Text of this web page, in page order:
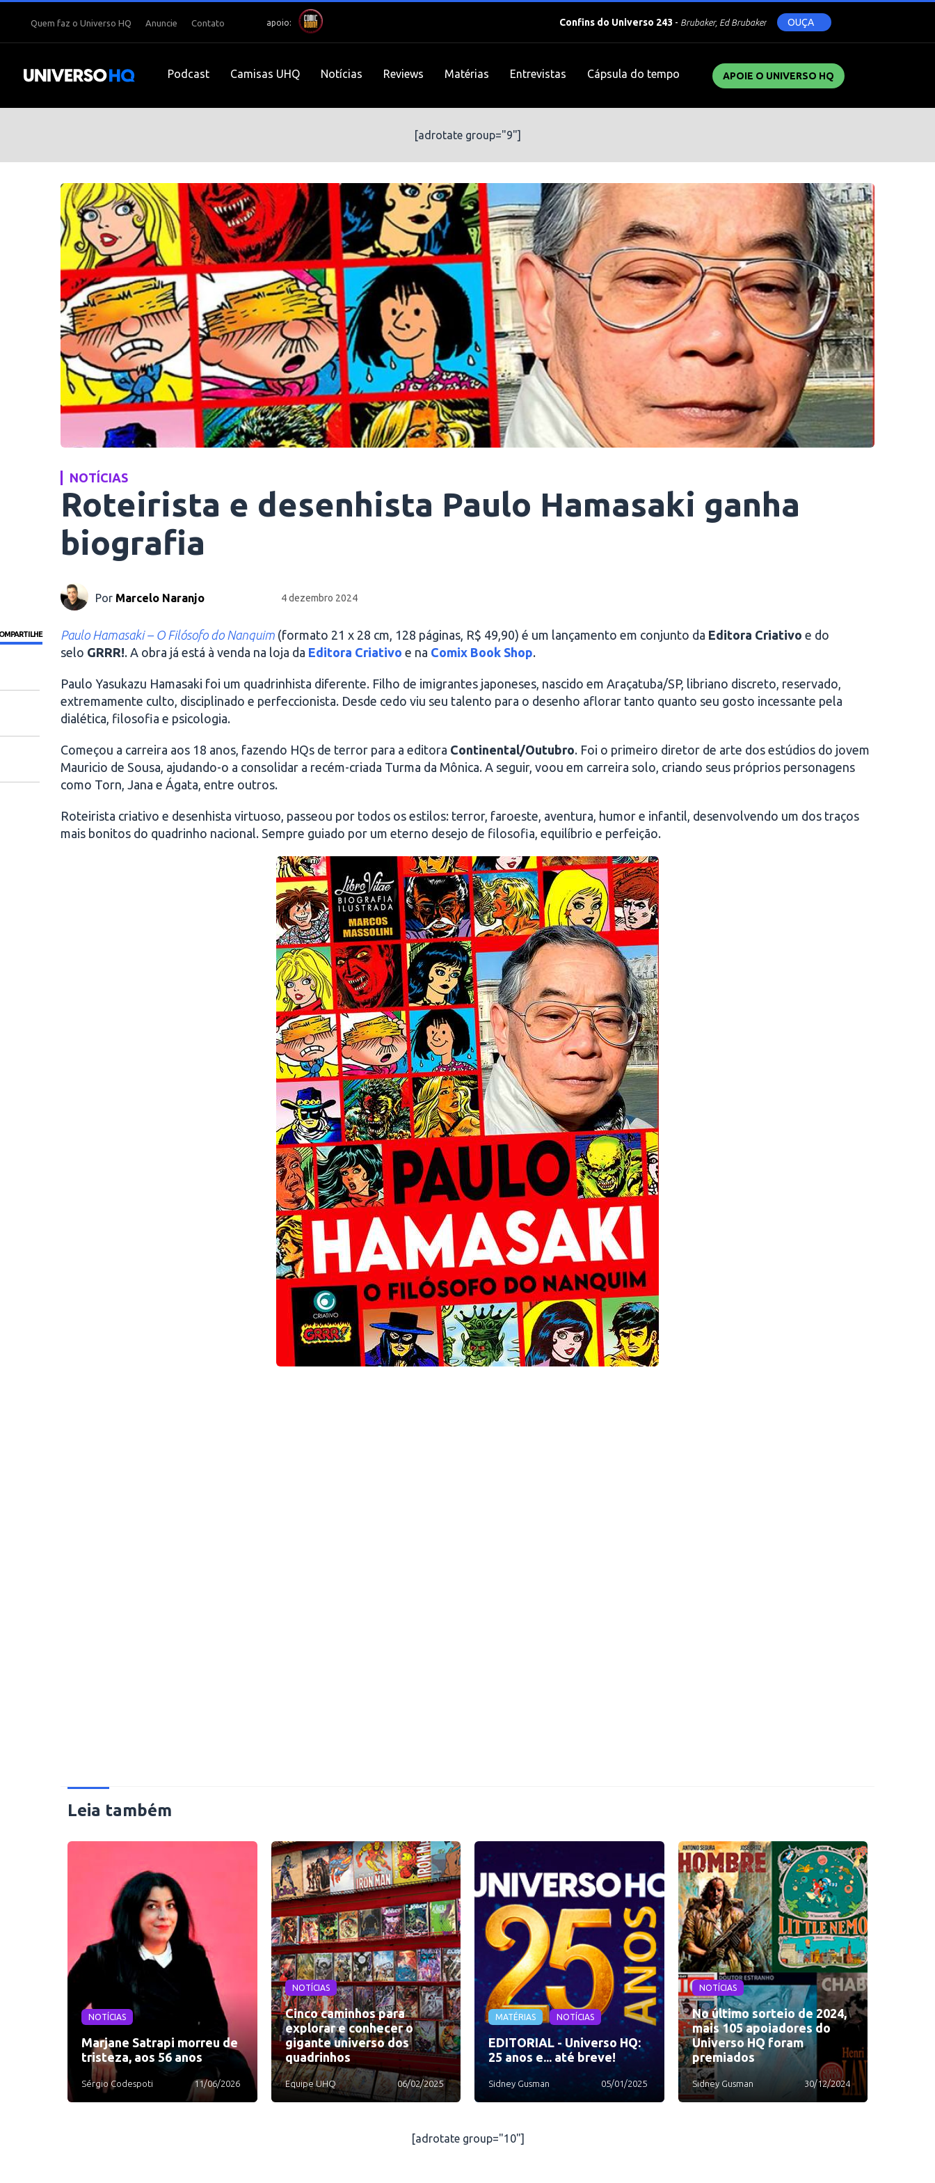
Quem faz o Universo HQ Anuncie Contato apoio: Confins do Universo 243 - Brubaker, Ed Brubaker OUÇA
Podcast Camisas UHQ Notícias Reviews Matérias Entrevistas Cápsula do tempo APOIE O UNIVERSO HQ
[adrotate group="9"]
NOTÍCIAS
Roteirista e desenhista Paulo Hamasaki ganha
biografia
Por Marcelo Naranjo 4 dezembro 2024
Paulo Hamasaki – O Filósofo do Nanquim (formato 21 x 28 cm, 128 páginas, R$ 49,90) é um lançamento em conjunto da Editora Criativo e do
selo GRRR!. A obra já está à venda na loja da Editora Criativo e na Comix Book Shop.
Paulo Yasukazu Hamasaki foi um quadrinhista diferente. Filho de imigrantes japoneses, nascido em Araçatuba/SP, libriano discreto, reservado,
extremamente culto, disciplinado e perfeccionista. Desde cedo viu seu talento para o desenho aflorar tanto quanto seu gosto incessante pela
dialética, filosofia e psicologia.
Começou a carreira aos 18 anos, fazendo HQs de terror para a editora Continental/Outubro. Foi o primeiro diretor de arte dos estúdios do jovem
Mauricio de Sousa, ajudando-o a consolidar a recém-criada Turma da Mônica. A seguir, voou em carreira solo, criando seus próprios personagens
como Torn, Jana e Ágata, entre outros.
Roteirista criativo e desenhista virtuoso, passeou por todos os estilos: terror, faroeste, aventura, humor e infantil, desenvolvendo um dos traços
mais bonitos do quadrinho nacional. Sempre guiado por um eterno desejo de filosofia, equilíbrio e perfeição.
Leia também
NOTÍCIAS
Marjane Satrapi morreu de
tristeza, aos 56 anos
Sérgio Codespoti 11/06/2026
NOTÍCIAS
Cinco caminhos para
explorar e conhecer o
gigante universo dos
quadrinhos
Equipe UHQ 06/02/2025
MATÉRIAS NOTÍCIAS
EDITORIAL - Universo HQ:
25 anos e... até breve!
Sidney Gusman 05/01/2025
NOTÍCIAS
No último sorteio de 2024,
mais 105 apoiadores do
Universo HQ foram
premiados
Sidney Gusman 30/12/2024
[adrotate group="10"]